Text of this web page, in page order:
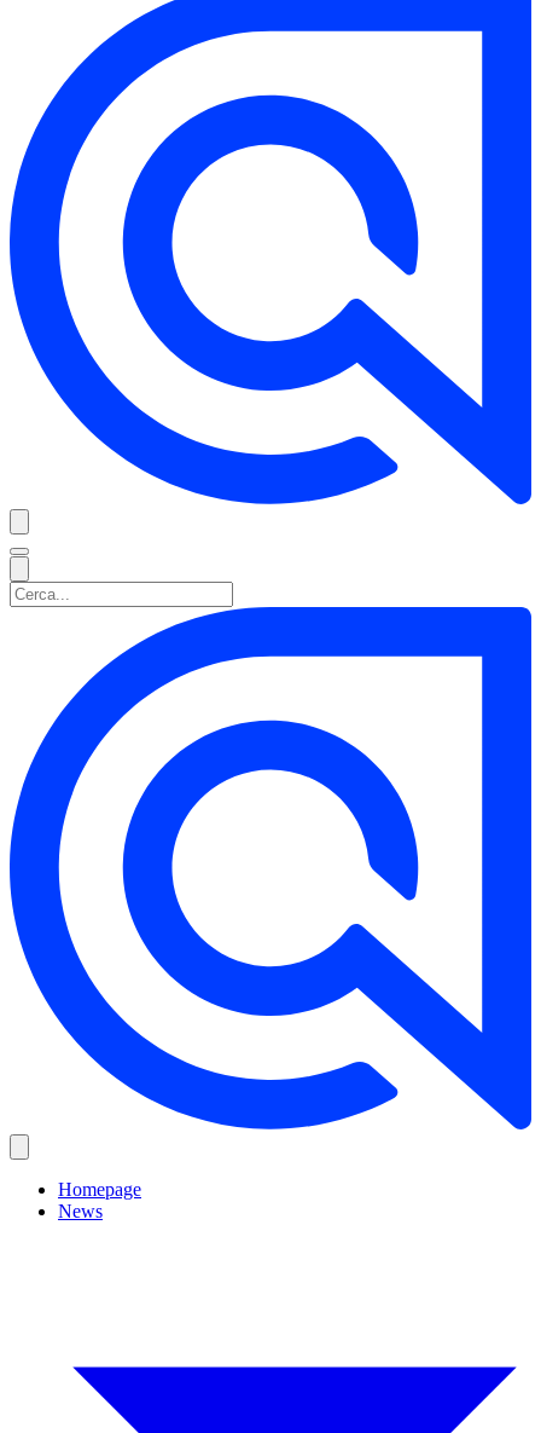
Homepage
News